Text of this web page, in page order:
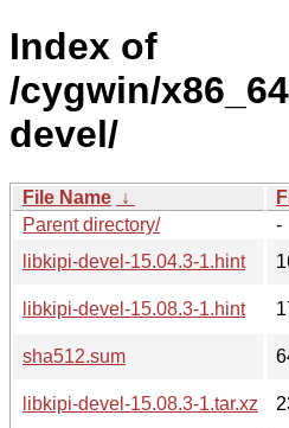
Index of
/cygwin/
devel/
File Name ↓
Parent directory/
-
libkipi-devel-15.04.3-1.hint
libkipi-devel-15.08.3-1.hint
sha512.sum
libkipi-devel-15.08.3-1.tar.xz